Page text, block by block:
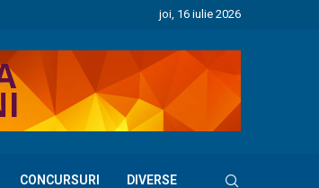
joi, 16 iulie 2026
CONCURSURI DIVERSE